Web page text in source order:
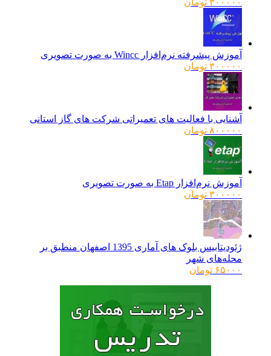
آموزش پیشرفته نرم‌افزار Wincc به صورت تصویری
۳۰۰۰۰۰ تومان
آشنایی با فعالیت های تعمیراتی شرکت های گاز استانی
۸۰۰۰۰۰ تومان
آموزش نرم‌افزار Etap به صورت تصویری
۳۰۰۰۰۰ تومان
ژئودیتابیس بلوک های آماری 1395 اصفهان منطبق بر
محله‌های شهر
۶۵۰۰۰ تومان